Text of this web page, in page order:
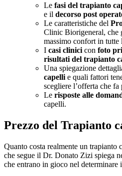
Le fasi del trapianto
e il decorso post
Le caratteristiche del
Clinic Biorigeneral, che
massimo confort in tutte
I casi clinici con foto
risultati del trapianto
Una spiegazione
capelli e quali fattori
scegliere l’offerta che fa
Le risposte alle
capelli.
Prezzo del Trapianto
Quanto costa realmente un
che segue il Dr. Donato Zizi spiega
che entrano in gioco nel determinare i